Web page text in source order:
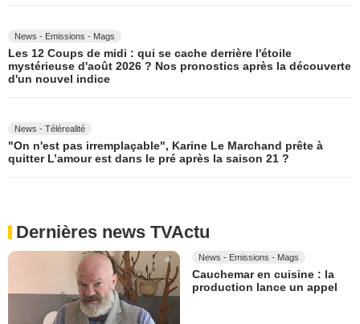
News - Emissions - Mags
Les 12 Coups de midi : qui se cache derrière l'étoile
mystérieuse d'août 2026 ? Nos pronostics après la découverte
d'un nouvel indice
News - Télérealité
"On n'est pas irremplaçable", Karine Le Marchand prête à
quitter L’amour est dans le pré après la saison 21 ?
Dernières news TVActu
News - Emissions - Mags
Cauchemar en cuisine : la
production lance un appel